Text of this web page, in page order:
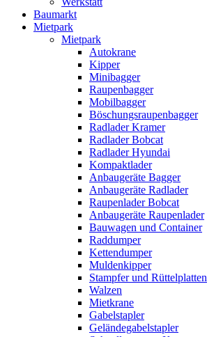
Baumarkt
Mietpark
Mietpark
Autokrane
Kipper
Minibagger
Raupenbagger
Mobilbagger
Böschungsraupenbagger
Radlader Kramer
Radlader Bobcat
Radlader Hyundai
Kompaktlader
Anbaugeräte Bagger
Anbaugeräte Radlader
Raupenlader Bobcat
Anbaugeräte Raupenlader
Bauwagen und Container
Raddumper
Kettendumper
Muldenkipper
Stampfer und Rüttelplatten
Walzen
Mietkrane
Gabelstapler
Geländegabelstapler